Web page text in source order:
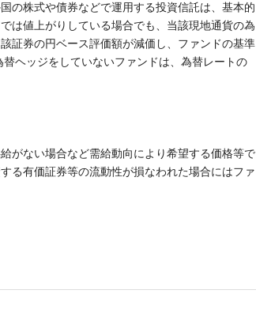
の株式や債券などで運用する投資信託は、基本的
は値上がりしている場合でも、当該現地通貨の為
証券の円ベース評価額が減価し、ファンドの基準
ヘッジをしていないファンドは、為替レートの
がない場合など需給動向により希望する価格等で
る有価証券等の流動性が損なわれた場合にはファ